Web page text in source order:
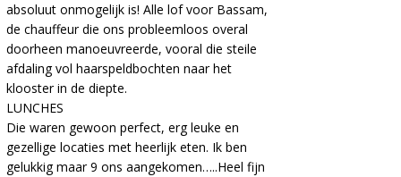
absoluut onmogelijk is! Alle lof voor Bassam,
de chauffeur die ons probleemloos overal
doorheen manoeuvreerde, vooral die steile
afdaling vol haarspeldbochten naar het
klooster in de diepte.
LUNCHES
Die waren gewoon perfect, erg leuke en
gezellige locaties met heerlijk eten. Ik ben
gelukkig maar 9 ons aangekomen…..Heel fijn